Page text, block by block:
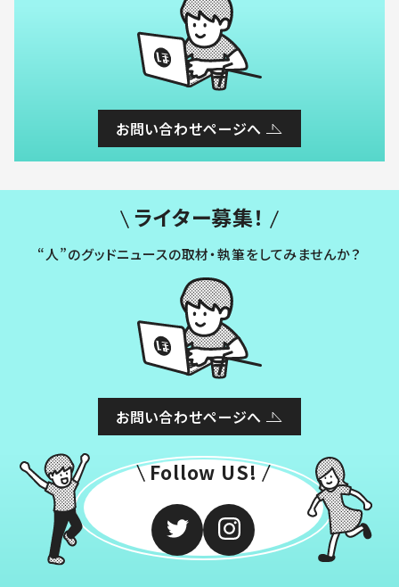
お問い合わせページへ
ライター募集！
“人”のグッドニュースの取材・執筆をしてみませんか？
お問い合わせページへ
Follow US!